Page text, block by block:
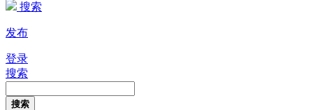
搜索
发布
登录
搜索
搜索